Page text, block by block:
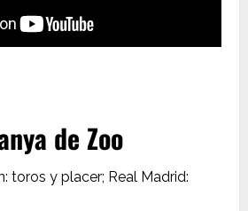
de Zoo
toros y placer; Real Madrid: